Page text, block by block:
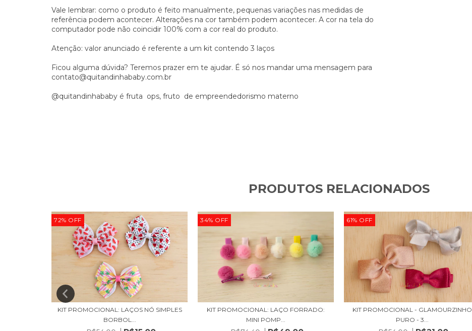
Vale lembrar: como o produto é feito manualmente, pequenas variações nas medidas de
referência podem acontecer. Alterações na cor também podem acontecer. A cor na tela do
computador pode não coincidir 100% com a cor real do produto.
Atenção: valor anunciado é referente a um kit contendo 3 laços
Ficou alguma dúvida? Teremos prazer em te ajudar. É só nos mandar uma mensagem para
contato@quitandinhababy.com.br
@quitandinhababy é fruta  ops, fruto  de empreendedorismo materno
PRODUTOS RELACIONADOS
72% OFF
KIT PROMOCIONAL: LAÇOS NÓ SIMPLES
BORBOL...
34% OFF
KIT PROMOCIONAL: LAÇO FORRADO:
MINI POMP...
61% OFF
KIT PROMOCIONAL - GLAMOURZINHO
PURO - 3...